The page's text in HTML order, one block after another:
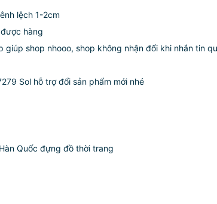
lệch 1-2cm
hàng
shop nhooo, shop không nhận đổi khi nhắn tin
Sol hỗ trợ đổi sản phẩm mới nhé
Quốc đựng đồ thời trang